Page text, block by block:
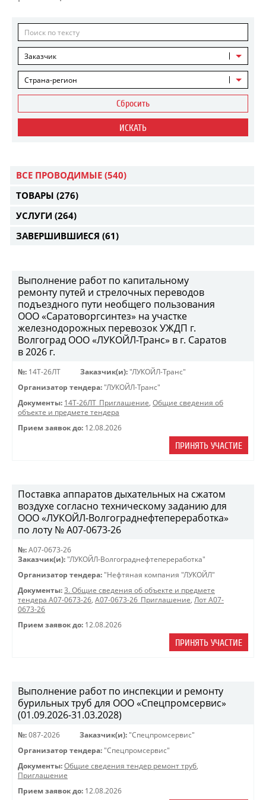
Заказчик
Страна-регион
Сбросить
ИСКАТЬ
ВСЕ ПРОВОДИМЫЕ (540)
ТОВАРЫ (276)
УСЛУГИ (264)
ЗАВЕРШИВШИЕСЯ (61)
Выполнение работ по капитальному
ремонту путей и стрелочных переводов
подъездного пути необщего пользования
ООО «Саратоворгсинтез» на участке
железнодорожных перевозок УЖДП г.
Волгоград ООО «ЛУКОЙЛ-Транс» в г. Саратов
в 2026 г.
№: 14Т-26ЛТ Заказчик(и): "ЛУКОЙЛ-Транс"
Организатор тендера: "ЛУКОЙЛ-Транс"
Документы: 14Т-26ЛТ_Приглашение, Общие сведения об
объекте и предмете тендера
Прием заявок до: 12.08.2026
ПРИНЯТЬ УЧАСТИЕ
Поставка аппаратов дыхательных на сжатом
воздухе согласно техническому заданию для
ООО «ЛУКОЙЛ-Волгограднефтепереработка»
по лоту № A07-0673-26
№: A07-0673-26
Заказчик(и): "ЛУКОЙЛ-Волгограднефтепереработка"
Организатор тендера: "Нефтяная компания "ЛУКОЙЛ"
Документы: 3. Общие сведения об объекте и предмете
тендера A07-0673-26, A07-0673-26_Приглашение, Лот A07-
0673-26
Прием заявок до: 12.08.2026
ПРИНЯТЬ УЧАСТИЕ
Выполнение работ по инспекции и ремонту
бурильных труб для ООО «Спецпромсервис»
(01.09.2026-31.03.2028)
№: 087-2026 Заказчик(и): "Спецпромсервис"
Организатор тендера: "Спецпромсервис"
Документы: Общие сведения тендер ремонт труб,
Приглашение
Прием заявок до: 12.08.2026